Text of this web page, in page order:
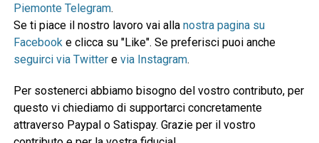
Piemonte Telegram.
Se ti piace il nostro lavoro vai alla nostra pagina su
Facebook e clicca su "Like". Se preferisci puoi anche
seguirci via Twittere via Instagram.
Per sostenerci abbiamo bisogno del vostro contributo, per
questo vi chiediamo di supportarci concretamente
attraverso Paypal o Satispay. Grazie per il vostro